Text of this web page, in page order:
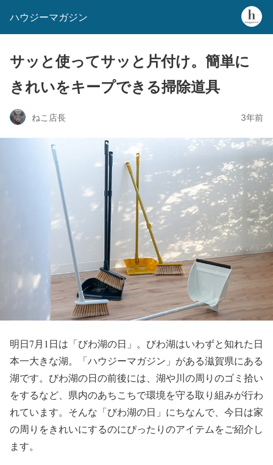
ハウジーマガジン
サッと使ってサッと片付け。簡単に
きれいをキープできる掃除道具
ねこ店長 3年前
明日7月1日は「びわ湖の日」。びわ湖はいわずと知れた日
本一大きな湖。「ハウジーマガジン」がある滋賀県にある
湖です。びわ湖の日の前後には、湖や川の周りのゴミ拾い
をするなど、県内のあちこちで環境を守る取り組みが行わ
れています。そんな「びわ湖の日」にちなんで、今日は家
の周りをきれいにするのにぴったりのアイテムをご紹介し
ます。